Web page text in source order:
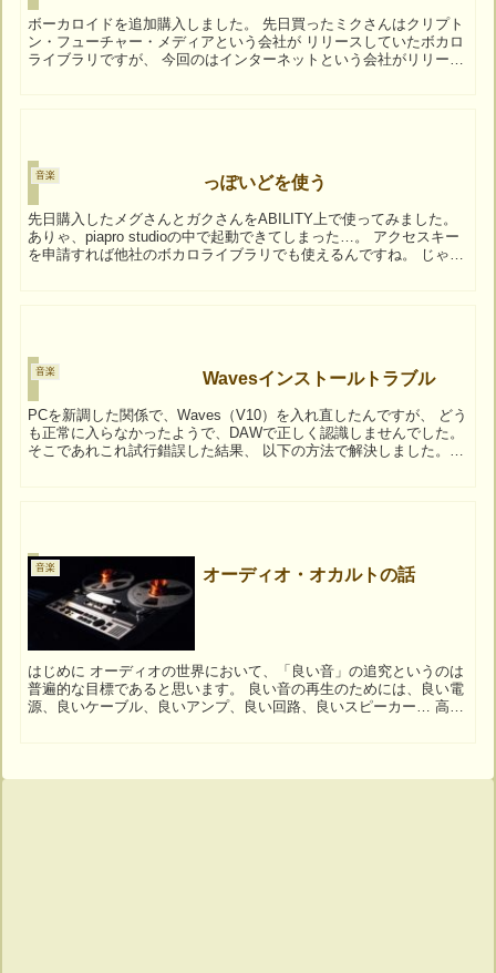
ボーカロイドを追加購入しました。 先日買ったミクさんはクリプト
ン・フューチャー・メディアという会社が リリースしていたボカロ
ライブラリですが、 今回のはインターネットという会社がリリース
音楽 っぽいどを使う
先日購入したメグさんとガクさんをABILITY上で使ってみました。
ありゃ、piapro studioの中で起動できてしまった…。 アクセスキー
を申請すれば他社のボカロライブラリでも使えるんですね。 じゃあ
音楽 Wavesインストールトラブル
PCを新調した関係で、Waves（V10）を入れ直したんですが、 どう
も正常に入らなかったようで、DAWで正しく認識しませんでした。
そこであれこれ試行錯誤した結果、 以下の方法で解決しました。
音楽 オーディオ・オカルトの話
はじめに オーディオの世界において、「良い音」の追究というのは
普遍的な目標であると思います。 良い音の再生のためには、良い電
源、良いケーブル、良いアンプ、良い回路、良いスピーカー… 高品